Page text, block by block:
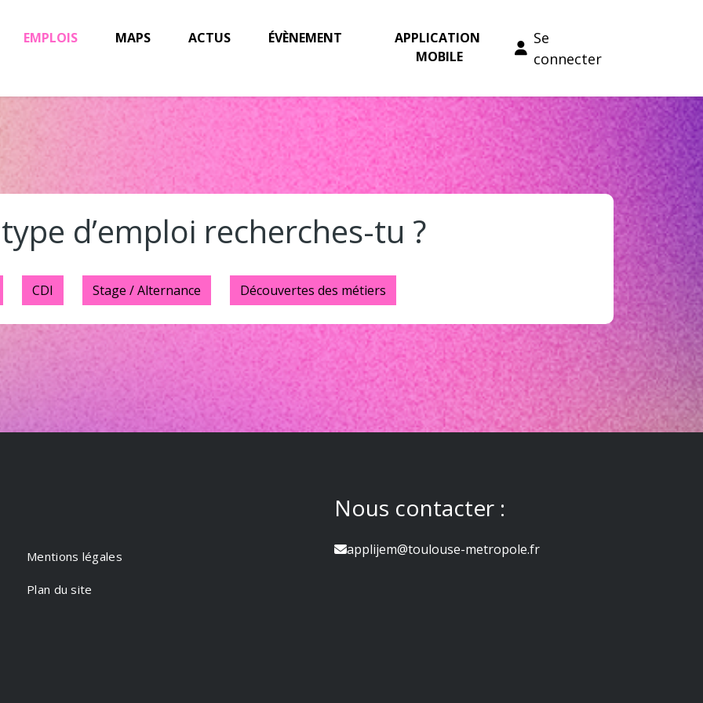
EMPLOIS MAPS ACTUS ÉVÈNEMENT
APPLICATION
MOBILE
Se
connecter
d’emploi recherches-tu ?
CDI Stage / Alternance Découvertes des métiers
Mentions légales
Plan du site
Nous contacter :
applijem@toulouse-metropole.fr